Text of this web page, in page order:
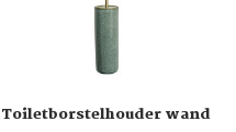
Toiletborstelhouder wand